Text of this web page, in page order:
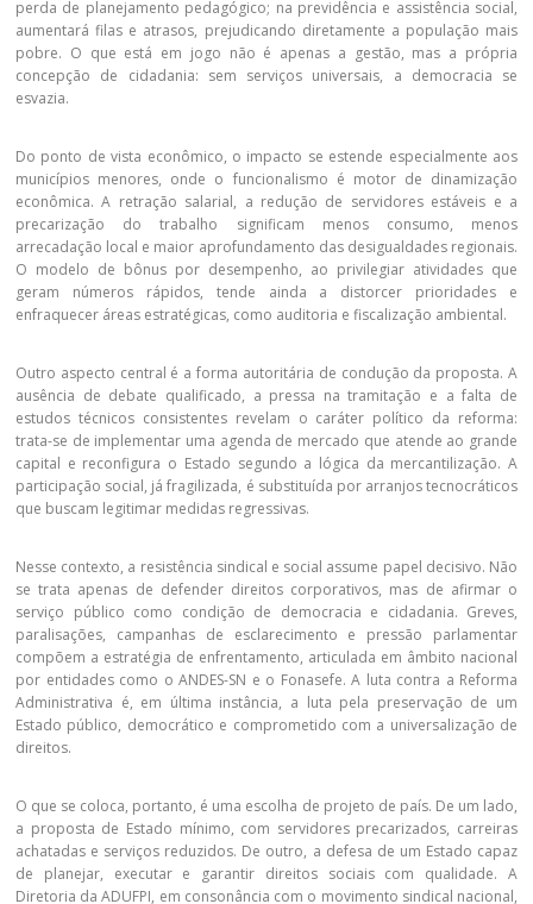
perda de planejamento pedagógico; na previdência e assistência social,
aumentará filas e atrasos, prejudicando diretamente a população mais
pobre. O que está em jogo não é apenas a gestão, mas a própria
concepção de cidadania: sem serviços universais, a democracia se
esvazia.
Do ponto de vista econômico, o impacto se estende especialmente aos
municípios menores, onde o funcionalismo é motor de dinamização
econômica. A retração salarial, a redução de servidores estáveis e a
precarização do trabalho significam menos consumo, menos
arrecadação local e maior aprofundamento das desigualdades regionais.
O modelo de bônus por desempenho, ao privilegiar atividades que
geram números rápidos, tende ainda a distorcer prioridades e
enfraquecer áreas estratégicas, como auditoria e fiscalização ambiental.
Outro aspecto central é a forma autoritária de condução da proposta. A
ausência de debate qualificado, a pressa na tramitação e a falta de
estudos técnicos consistentes revelam o caráter político da reforma:
trata-se de implementar uma agenda de mercado que atende ao grande
capital e reconfigura o Estado segundo a lógica da mercantilização. A
participação social, já fragilizada, é substituída por arranjos tecnocráticos
que buscam legitimar medidas regressivas.
Nesse contexto, a resistência sindical e social assume papel decisivo. Não
se trata apenas de defender direitos corporativos, mas de afirmar o
serviço público como condição de democracia e cidadania. Greves,
paralisações, campanhas de esclarecimento e pressão parlamentar
compõem a estratégia de enfrentamento, articulada em âmbito nacional
por entidades como o ANDES-SN e o Fonasefe. A luta contra a Reforma
Administrativa é, em última instância, a luta pela preservação de um
Estado público, democrático e comprometido com a universalização de
direitos.
O que se coloca, portanto, é uma escolha de projeto de país. De um lado,
a proposta de Estado mínimo, com servidores precarizados, carreiras
achatadas e serviços reduzidos. De outro, a defesa de um Estado capaz
de planejar, executar e garantir direitos sociais com qualidade. A
Diretoria da ADUFPI, em consonância com o movimento sindical nacional,